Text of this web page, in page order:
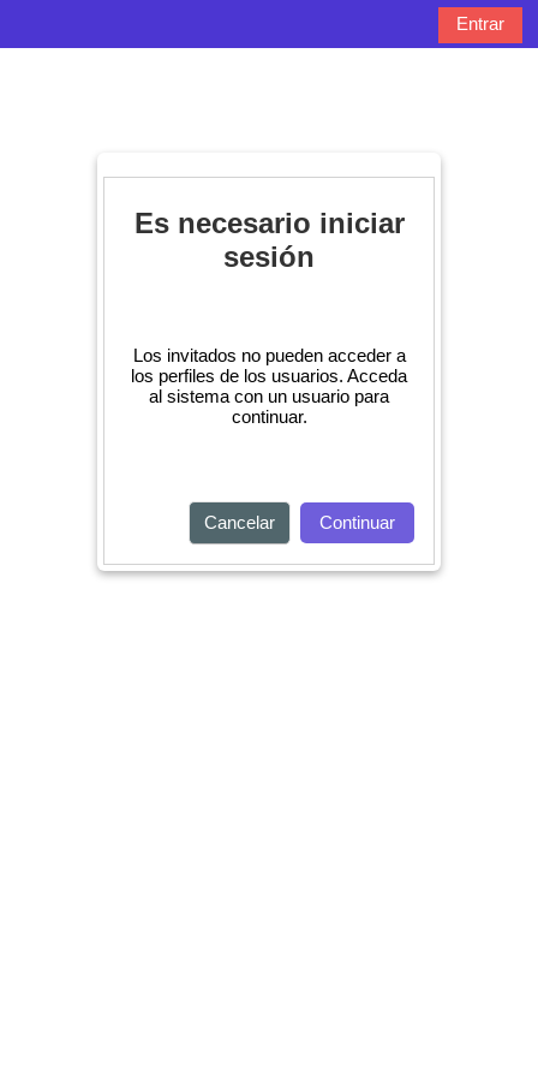
Entrar
Es necesario iniciar
sesión
Los invitados no pueden acceder a
los perfiles de los usuarios. Acceda
al sistema con un usuario para
continuar.
Cancelar Continuar